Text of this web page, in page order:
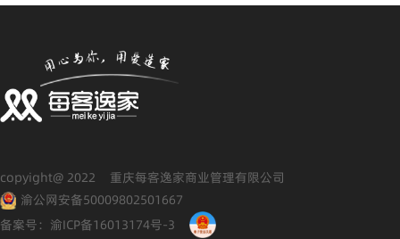
copyight@ 2022 重庆每客逸家商业管理有限公司
渝公网安备50009802501667
备案号：渝ICP备16013174号-3